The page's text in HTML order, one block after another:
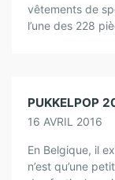
vêtements de
l’une des 228
PUKKELPOP
16 AVRIL 2016
En Belgique, il
n’est qu’une